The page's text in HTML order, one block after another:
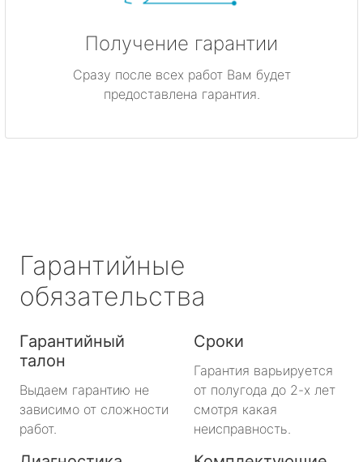
Получение гарантии
Сразу после всех работ Вам будет
предоставлена гарантия.
Гарантийные
обязательства
Гарантийный
талон
Выдаем гарантию не
зависимо от сложности
работ.
Сроки
Гарантия варьируется
от полугода до 2-х лет
смотря какая
неисправность.